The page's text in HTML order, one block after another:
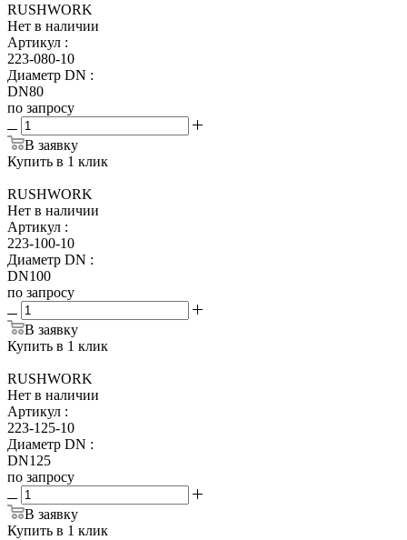
RUSHWORK
Нет в наличии
Артикул :
223-080-10
Диаметр DN :
DN80
по запросу
В заявку
Купить в 1 клик
RUSHWORK
Нет в наличии
Артикул :
223-100-10
Диаметр DN :
DN100
по запросу
В заявку
Купить в 1 клик
RUSHWORK
Нет в наличии
Артикул :
223-125-10
Диаметр DN :
DN125
по запросу
В заявку
Купить в 1 клик